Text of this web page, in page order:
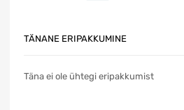
TÄNANE ERIPAKKUMINE
Täna ei ole ühtegi eripakkumist